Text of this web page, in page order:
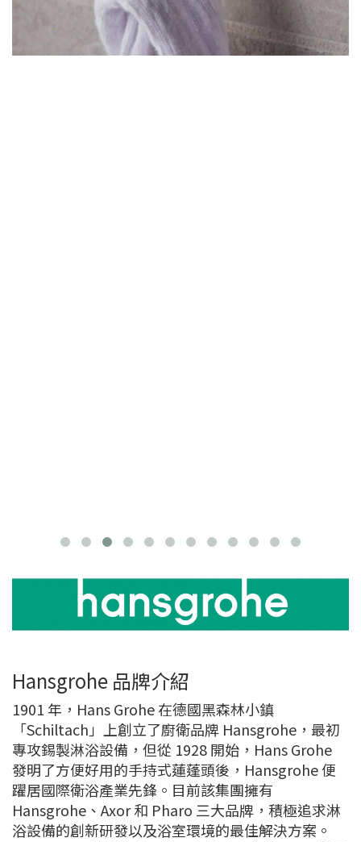
Hansgrohe 品牌介紹
1901 年，Hans Grohe 在德國黑森林小鎮
「Schiltach」上創立了廚衛品牌 Hansgrohe，最初
專攻錫製淋浴設備，但從 1928 開始，Hans Grohe
發明了方便好用的手持式蓮蓬頭後，Hansgrohe 便
躍居國際衛浴產業先鋒。目前該集團擁有
Hansgrohe、Axor 和 Pharo 三大品牌，積極追求淋
浴設備的創新研發以及浴室環境的最佳解決方案。